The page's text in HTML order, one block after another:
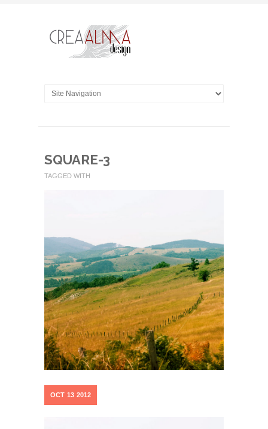
SQUARE-3
TAGGED WITH
OCT 13 2012